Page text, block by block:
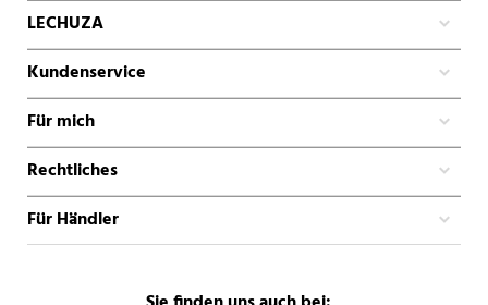
LECHUZA
Kundenservice
Für mich
Rechtliches
Für Händler